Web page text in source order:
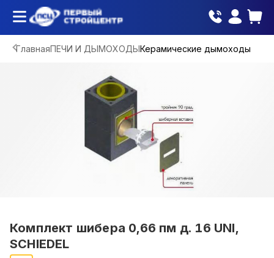
ГлавнаяПЕЧИ И ДЫМОХОДЫКерамические дымоходы
Комплект шибера 0,66 пм д. 16 UNI,
SCHIEDEL